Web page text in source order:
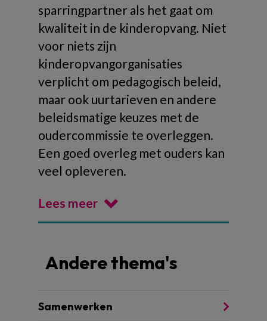
sparringpartner als het gaat om
kwaliteit in de kinderopvang. Niet
voor niets zijn
kinderopvangorganisaties
verplicht om pedagogisch beleid,
maar ook uurtarieven en andere
beleidsmatige keuzes met de
oudercommissie te overleggen.
Een goed overleg met ouders kan
veel opleveren.
Lees meer
Andere thema's
Samenwerken